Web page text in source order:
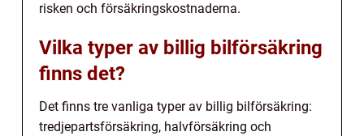
risken och försäkringskostnaderna.
Vilka typer av billig bilförsäkring
finns det?
Det finns tre vanliga typer av billig bilförsäkring:
tredjepartsförsäkring, halvförsäkring och